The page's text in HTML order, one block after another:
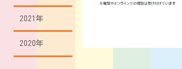
2021年
2020年